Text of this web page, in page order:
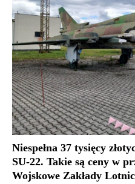
Niespełna 37 tysięcy
SU-22. Takie są ceny w
Wojskowe Zakłady